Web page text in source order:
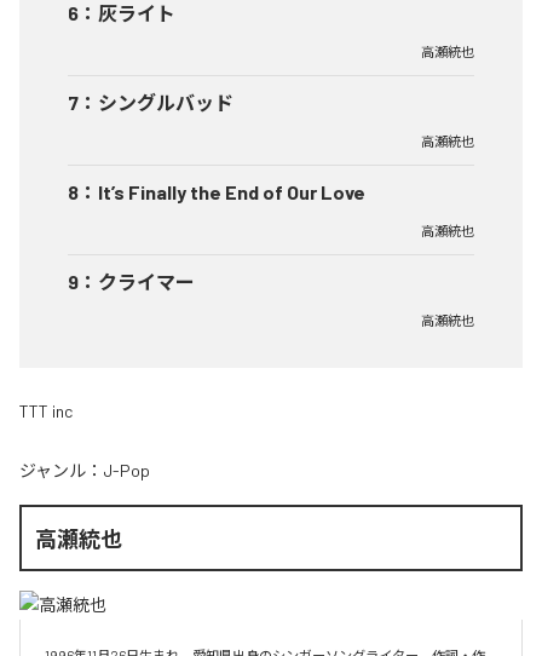
6 ： 灰ライト
高瀬統也
7 ： シングルバッド
高瀬統也
8 ： It’s Finally the End of Our Love
高瀬統也
9 ： クライマー
高瀬統也
TTT inc
ジャンル： J-Pop
高瀬統也